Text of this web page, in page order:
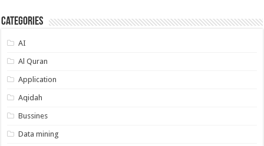
Categories
AI
Al Quran
Application
Aqidah
Bussines
Data mining